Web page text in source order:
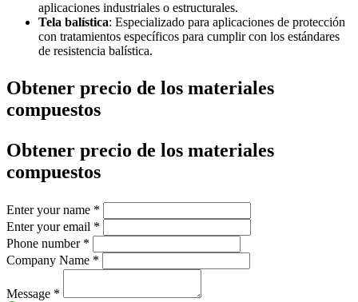
aplicaciones industriales o estructurales.
Tela balística: Especializado para aplicaciones de protección
con tratamientos específicos para cumplir con los estándares
de resistencia balística.
Obtener precio de los materiales
compuestos
Obtener precio de los materiales
compuestos
Enter your name *
Enter your email *
Phone number *
Company Name *
Message *